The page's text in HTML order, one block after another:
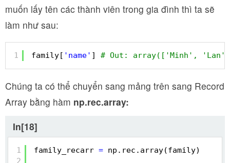
muốn lấy tên các thành viên trong gia đình thì ta sẽ
làm như sau:
1 family[ 'name' ] # Out: array(['Minh',
Chúng ta có thể chuyển sang mảng trên sang Record
Array bằng hàm np.rec.array:
In[18]
1
2
family_recarr = np.rec.array(family)